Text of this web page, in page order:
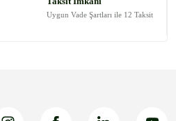
Uygun Vade Şartları ile 12 Taksit